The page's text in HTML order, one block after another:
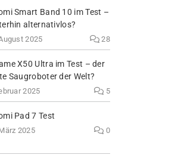
Smart Band 10 im Test –
alternativlos?
2025 28
X50 Ultra im Test – der
Saugroboter der Welt?
2025 5
Pad 7 Test
2025 0